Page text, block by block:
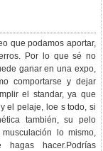
que podamos aportar,
Por lo que sé no
ganar en una expo,
comportarse y dejar
el standar, ya que
el pelaje, loe s todo, si
también, su pelo
lo mismo,
hacer.Podrías